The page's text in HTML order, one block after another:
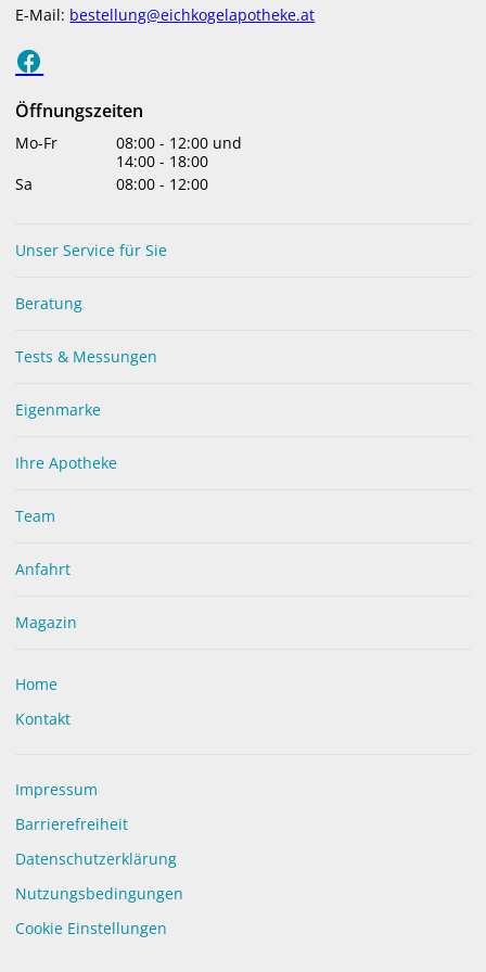
TESTS & MESSUNGEN
Blutdruckmessung
unbemerkte hohe Blutdruck kann gefährlich
So verringern Sie ganz einfach Ihr Risiko für Schlaganfälle
E-Mail: bestellung@eichkogelapotheke.at
Öffnungszeiten
Mo-Fr 08:00 - 12:00 und
14:00 - 18:00
Sa
08:00 - 12:00
Unser Service für Sie
Beratung
Tests & Messungen
Eigenmarke
Ihre Apotheke
Team
Anfahrt
Magazin
Home
Kontakt
Impressum
Barrierefreiheit
Datenschutzerklärung
Nutzungsbedingungen
Cookie Einstellungen